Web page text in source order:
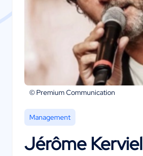
© Premium Communication
Management
Jérôme Kerviel